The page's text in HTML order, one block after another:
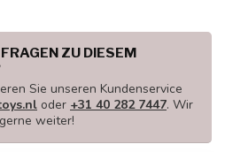
ZU DIESEM
Sie unseren Kundenservice
oder +31 40 282 7447. Wir
weiter!